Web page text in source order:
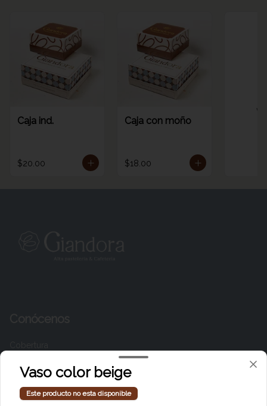
Caja ind.
$20.00
Caja con moño
$18.00
Política de privacidad
Vaso color beige
Este producto no esta disponible